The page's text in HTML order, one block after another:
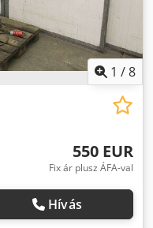
1 /8
550 EUR
Fix ár plusz ÁFA-val
Hívás